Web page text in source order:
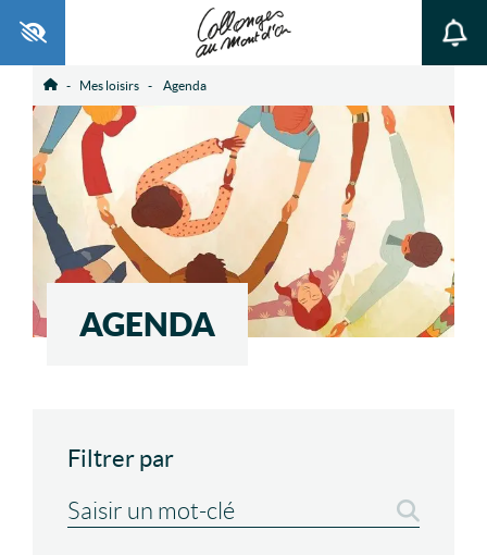
Mes loisirs Agenda
AGENDA
Filtrer par
Ouvrir la barre d’outils